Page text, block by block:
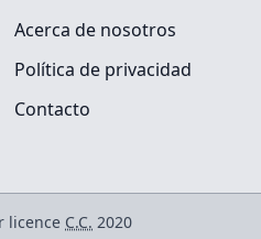
Acerca de nosotros
Política de privacidad
Contacto
licence C.C. 2020